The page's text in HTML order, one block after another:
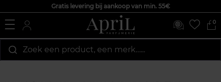
Gratis levering bij aankoop van min. 55€
0
Zoek een product, een merk…...